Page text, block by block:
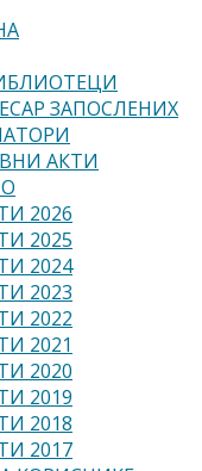
ЗАПОСЛЕНИХ
АКТИ
2026
2025
2024
2023
2022
2021
2020
2019
2018
2017